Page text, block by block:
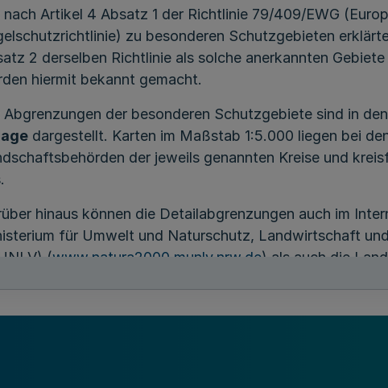
nach Artikel 4 Absatz 1 der Richtlinie 79/409/EWG
zu besonderen Schutzgebieten
2 derselben Richtlinie als solche anerkannten
hiermit bekannt gemacht.
Abgrenzungen der besonderen Schutzgebiete sind in
dargestellt. Karten im Maßstab 1:5.000 liegen bei
der jeweils genannten Kreise und
hinaus können die Detailabgrenzungen auch im
für Umwelt und Naturschutz, Landwirtschaft
(www.natura2000.munlv.nrw.de) als auch die